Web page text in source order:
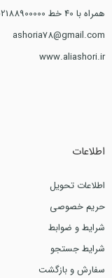
همراه با 40 خط 02188900000-تا-02188900040
ashoria78@gmail.com
www.aliashori.ir
اطلاعات
اطلاعات تحویل
حریم خصوصی
شرایط و ضوابط
شرایط جستجو
سفارش و بازگشت